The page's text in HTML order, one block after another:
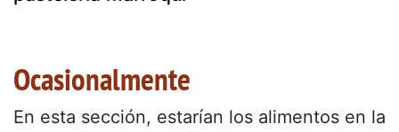
Ocasionalmente
En esta sección, estarían los alimentos en la